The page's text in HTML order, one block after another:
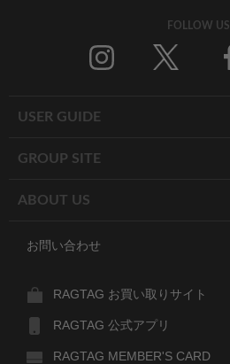
FOLLOW US
USER GUIDE
GROUP SITE
ABOUT US
お問い合わせ
RAGTAG お買い取りサイト
RAGTAG 公式アプリ
RAGTAG MEMBER'S CARD